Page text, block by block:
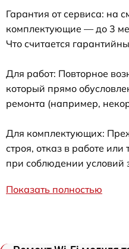
Гарантия от сервиса: на
комплектующие — до 3
Что считается
Для работ: Повторное
который прямо
ремонта (например,
Для комплектующих:
строя, отказ в работе
при соблюдении условий
Показать полностью